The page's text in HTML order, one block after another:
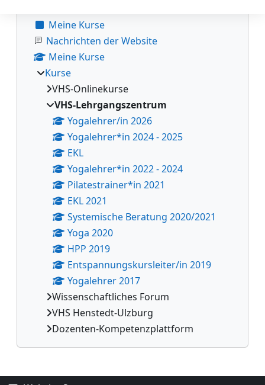
Meine Kurse
Nachrichten der Website
Meine Kurse
Kurse
VHS-Onlinekurse
VHS-Lehrgangszentrum
Yogalehrer/in 2026
Yogalehrer*in 2024 - 2025
EKL
Yogalehrer*in 2022 - 2024
Pilatestrainer*in 2021
EKL 2021
Systemische Beratung 2020/2021
Yoga 2020
HPP 2019
Entspannungskursleiter/in 2019
Yogalehrer 2017
Wissenschaftliches Forum
VHS Henstedt-Ulzburg
Dozenten-Kompetenzplattform
Ergänzungsblöcke